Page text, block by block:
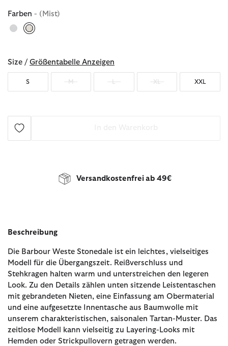
Farben - (Mist)
Size / Größentabelle Anzeigen
S M XL XXL
Versandkostenfrei ab 49€
Beschreibung
Die Barbour Weste Stonedale ist ein leichtes, vielseitiges
Modell für die Übergangszeit. Reißverschluss und
Stehkragen halten warm und unterstreichen den legeren
Look. Zu den Details zählen unten sitzende Leistentaschen
mit gebrandeten Nieten, eine Einfassung am Obermaterial
und eine aufgesetzte Innentasche aus Baumwolle mit
unserem charakteristischen, saisonalen Tartan-Muster. Das
zeitlose Modell kann vielseitig zu Layering-Looks mit
Hemden oder Strickpullovern getragen werden.